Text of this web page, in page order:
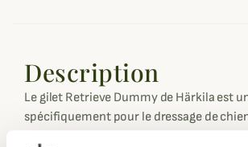
Description
Le gilet Retrieve Dummy de Härkila est
spécifiquement pour le dressage de